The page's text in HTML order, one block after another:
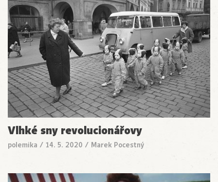
Vlhké sny revolucionářovy
polemika / 14. 5. 2020 / Marek Pocestný